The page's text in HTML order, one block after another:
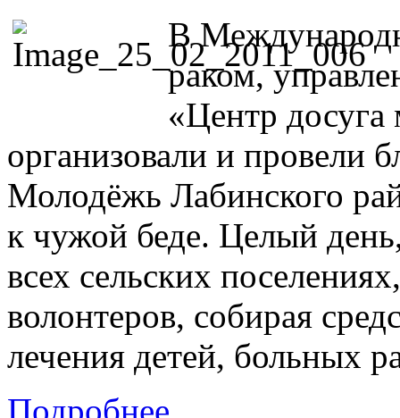
В
раком,
«Центр
организовали и провели
Молодёжь Лабинского
к чужой беде. Целый
всех сельских
волонтеров, собирая
лечения детей, больных
Подробнее